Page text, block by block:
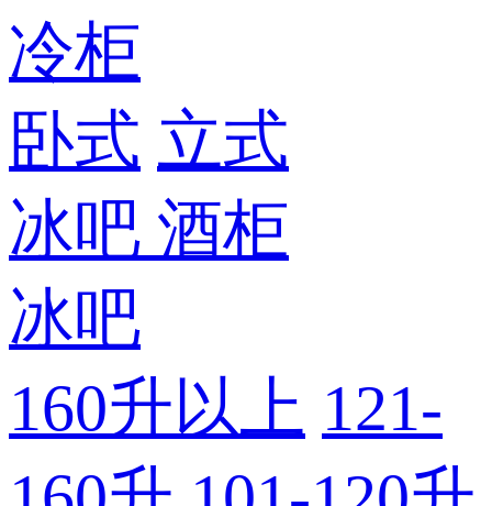
冷柜
卧式 立式
冰吧 酒柜
冰吧
160升以上 121-